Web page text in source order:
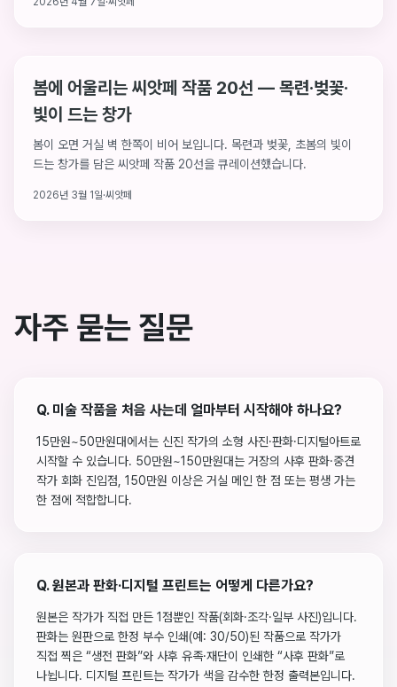
추적합니다.
봄에 어울리는 씨앗페 작품 20선 — 목련·벚꽃·
빛이 드는 창가
봄이 오면 거실 벽 한쪽이 비어 보입니다. 목련과 벚꽃, 초봄의 빛이
드는 창가를 담은 씨앗페 작품 20선을 큐레이션했습니다.
2026년 3월 1일·씨앗페
자주 묻는 질문
Q. 미술 작품을 처음 사는데 얼마부터 시작해야 하나요?
15만원~50만원대에서는 신진 작가의 소형 사진·판화·디지털아트로
시작할 수 있습니다. 50만원~150만원대는 거장의 사후 판화·중견
작가 회화 진입점, 150만원 이상은 거실 메인 한 점 또는 평생 가는
한 점에 적합합니다.
Q.원본과 판화·디지털 프린트는 어떻게 다른가요?
원본은 작가가 직접 만든 1점뿐인 작품(회화·조각·일부 사진)입니다.
판화는 원판으로 한정 부수 인쇄(예: 30/50)된 작품으로 작가가
직접 찍은 “생전 판화”와 사후 유족·재단이 인쇄한 “사후 판화”로
나뉩니다. 디지털 프린트는 작가가 색을 감수한 한정 출력본입니다.